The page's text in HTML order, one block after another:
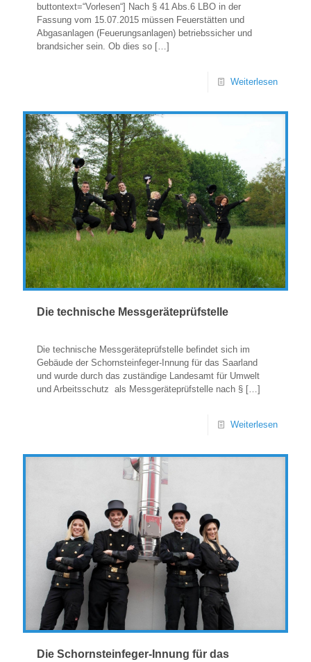
buttontext=“Vorlesen“] Nach § 41 Abs.6 LBO in der
Fassung vom 15.07.2015 müssen Feuerstätten und
Abgasanlagen (Feuerungsanlagen) betriebssicher und
brandsicher sein. Ob dies so […]
Weiterlesen
Die technische Messgeräteprüfstelle
Die technische Messgeräteprüfstelle befindet sich im
Gebäude der Schornsteinfeger-Innung für das Saarland
und wurde durch das zuständige Landesamt für Umwelt
und Arbeitsschutz als Messgeräteprüfstelle nach § […]
Weiterlesen
Die Schornsteinfeger-Innung für das